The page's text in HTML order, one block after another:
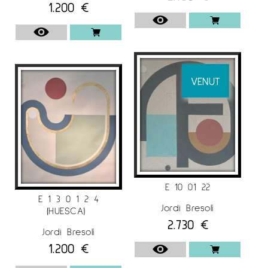
bases de terres, argiles, òxids,etc…
desenvolupant un llenguatge purament
geomètric.
“En una obra, no sols la intenció i l’aspecte
visual és important, sinó també la base en
què està pintada l’obra, com els materials que
en ella estan utilitzats. Contra més pur sigui la
base, contra més purs siguin els materials i la
forma en què es mostra l’obra; més alta,
accessible i sanadora serà la seva vibració
cap a l’espectador”
Per a més informació sobre el artista Jordi
Espai Cavallers Gallery
1.200 €
E 1 3 0 1 2 4
(HUESCA)
Jordi Bresolí
1.200 €
VENUT
E 10 01 22
Jordi Bresolí
2.730 €